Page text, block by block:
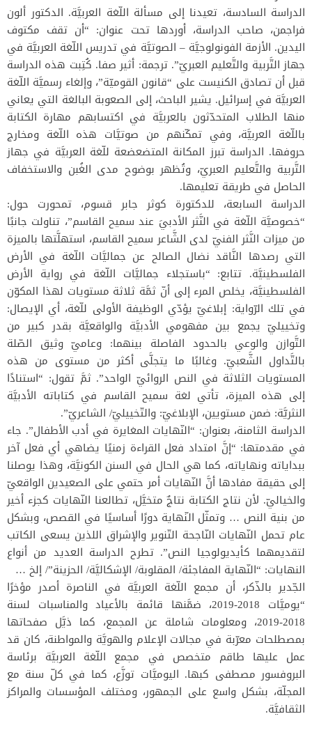
الدراسة السادسة، تعيدنا إلى مسألة اللّغة العربيَّة. الدكتور ألون
فراجمن، صاحب الدراسة، أوردها تحت عنوان: “أن تقف مكتوف
اليدين. الأزمة الفونولوجيَّة – الصوتيَّة في تدريس اللّغة العربيَّة في
جهاز التَّربية والتَّعليم العبريّ”. ترجمة: أثير صفا. كُتِبت هذه الدراسة
قبل أن تصادق الكنيست على “قانون القوميّة”، وإلغاء رسميَّة اللّغة
العربيَّة في إسرائيل. يشير الباحث، إلى الصعوبة البالغة التي يعاني
منها الطلاب المتحدّثون بالعربيَّة في اكتسابهم مهارة الكتابة
باللّغة العربيَّة، وفي تمكّنهم من صوتيَّات هذه اللّغة ومخارج
حروفها. الدراسة تبرز المكانة المتضعضعة للّغة العربيَّة في جهاز
التَّربية والتَّعليم العبريّ، وتُظهر بوضوح مدى الغُبن والاستخفاف
الحاصل في طريقة تعليمها.
الدراسة السابعة، للدكتورة كوثر جابر قسوم، تمحورت حول:
“خصوصيَّة اللّغة في النَّثر الأدبيَ عند سميح القاسم”، تناولت جانبًا
من ميزات النَّثر الفنيّ لدى الشَّاعر سميح القاسم، استهلَّتها بالميزة
التي رصدها النَّاقد نضال الصالح عن جماليَّات اللّغة في الأرض
الفلسطينيَّة. تتابع: “باستجلاء جماليَّات اللّغة في رواية الأرض
الفلسطينيَّة، يخلص المرء إلى أنّ ثمَّة ثلاثة مستويات لهذا المكوّن
في تلك الرّواية: إبلاغيّ يؤدّي الوظيفة الأولى للّغة، أي الإيصال:
وتخييليّ يجمع بين مفهومي الأدبيَّة والواقعيَّة بقدر كبير من
التَّوازن والوعي بالحدود الفاصلة بينهما: وعاميّ وثيق الصّلة
بالتَّداول الشَّعبيّ. وغالبًا ما يتجلَّى أكثر من مستوى من هذه
المستويات الثلاثة في النص الروائيّ الواحد”. ثمَّ تقول: “استنادًا
إلى هذه الميزة، تأتي لغة سميح القاسم في كتاباته الأدبيَّة
النثريَّة: ضمن مستويين، الإبلاغيّ: والتّخييليّ/ الشاعريّ”.
الدراسة الثامنة، بعنوان: “النّهايات المغايرة في أدب الأطفال”. جاء
في مقدمتها: “إنَّ امتداد فعل القراءة زمنيًا يضاهي أي فعل آخر
ببداياته ونهاياته، كما هي الحال في السنن الكونيَّة، وهذا يوصلنا
إلى حقيقة مفادها أنَّ النّهايات أمر حتمي على الصعيدين الواقعيّ
والخياليّ. لأن نتاج الكتابة نتاجٌ متخيَّل، تطالعنا النّهايات كجزء أخير
من بنية النص … وتمثّل النّهاية دورًا أساسيًا في القصص، وبشكل
عام تحمل النّهايات النّاجحة التّنوير والإشراق اللذين يسعى الكاتب
لتقديمهما كأيديولوجيا النص”. تطرح الدراسة العديد من أنواع
النهايات: “النّهاية المفاجئة/ المقلوبة/ الإشكاليَّة/ الحزينة”/ إلخ …
الجّدير بالذّكر، أن مجمع اللّغة العربيَّة في الناصرة أصدر مؤخرًا
“يوميَّات 2018-2019، ضمَّنها قائمة بالأعياد والمناسبات لسنة
2018-2019، ومعلومات شاملة عن المجمع، كما ذيَّل صفحاتها
بمصطلحات معرّبة في مجالات الإعلام والهويَّة والمواطنة، كان قد
عمل عليها طاقم متخصص في مجمع اللّغة العربيَّة برئاسة
البروفسور مصطفى كبها. اليوميَّات توزَّع، كما في كلّ سنة مع
المجلّة، بشكل واسع على الجمهور، ومختلف المؤسسات والمراكز
الثقافيَّة.